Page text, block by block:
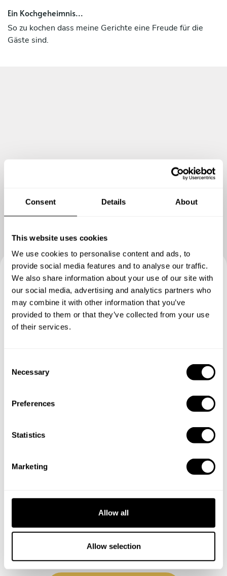
Consent Details About
This website uses cookies
We use cookies to personalise content and ads, to
provide social media features and to analyse our traffic.
We also share information about your use of our site with
our social media, advertising and analytics partners who
may combine it with other information that you’ve
provided to them or that they’ve collected from your use
of their services.
Necessary
Preferences
Statistics
Marketing
Allow all
Allow selection
Ein Kochgeheimnis...
So zu kochen dass meine Gerichte eine Freude für die
Gäste sind.
Buchen Sie Ihre Erfahrung mit
Giuseppe
Geben Sie die Details Ihrer Wünsche an und der